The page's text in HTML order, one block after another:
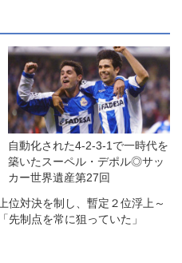
自動化された4-2-3-1で一時代を
築いたスーペル・デポル◎サッ
カー世界遺産第27回
位対決を制し、暫定２位浮上～
先制点を常に狙っていた」